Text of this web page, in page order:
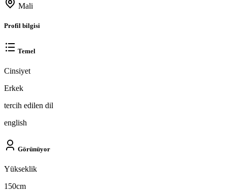
Mali
Profil bilgisi
Temel
Cinsiyet
Erkek
tercih edilen dil
english
Görünüyor
Yükseklik
150cm